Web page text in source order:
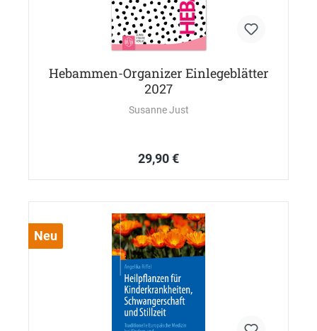
Hebammen-Organizer Einlegeblätter
2027
Susanne Just
29,90 €
Neu